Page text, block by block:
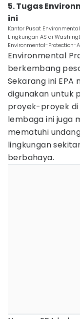
5. Tugas
ini
Kantor Pusat
Lingkungan AS di
Environmental-Protection-
Environmental
berkembang
Sekarang ini
digunakan untuk
proyek-proyek di
lembaga ini juga
mematuhi
lingkungan
berbahaya.